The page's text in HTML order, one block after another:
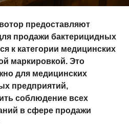
предоставляют
продажи бактерицидных
к категории медицинских
маркировкой. Это
для медицинских
предприятий,
соблюдение всех
в сфере продажи